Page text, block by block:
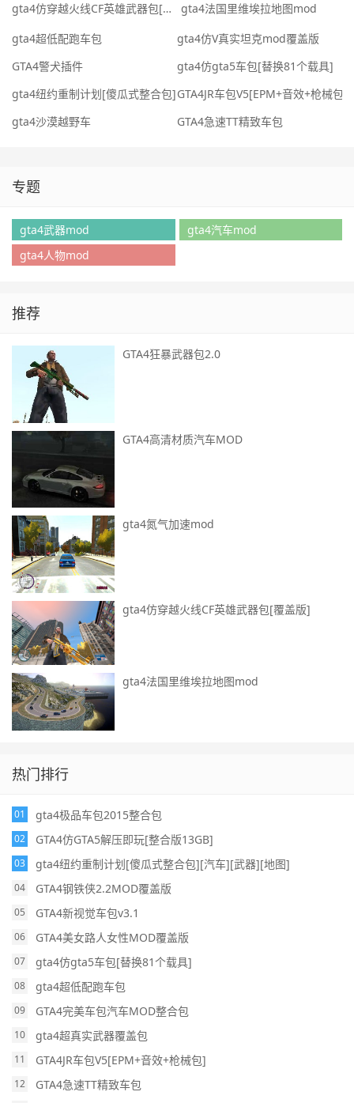
gta4仿穿越火线CF英雄武器包[覆盖版]
gta4法国里维埃拉地图mod
gta4超低配跑车包
gta4仿V真实坦克mod覆盖版
GTA4警犬插件
gta4仿gta5车包[替换81个载具]
gta4纽约重制计划[傻瓜式整合包][汽车][武器][地图]
GTA4JR车包V5[EPM+音效+枪械包]
gta4沙漠越野车
GTA4急速TT精致车包
专题
gta4武器mod
gta4汽车mod
gta4人物mod
推荐
GTA4狂暴武器包2.0
GTA4高清材质汽车MOD
gta4氮气加速mod
gta4仿穿越火线CF英雄武器包[覆盖版]
gta4法国里维埃拉地图mod
热门排行
01 gta4极品车包2015整合包
02 GTA4仿GTA5解压即玩[整合版13GB]
03 gta4纽约重制计划[傻瓜式整合包][汽车][武器][地图]
04 GTA4钢铁侠2.2MOD覆盖版
05 GTA4新视觉车包v3.1
06 GTA4美女路人女性MOD覆盖版
07 gta4仿gta5车包[替换81个载具]
08 gta4超低配跑车包
09 GTA4完美车包汽车MOD整合包
10 gta4超真实武器覆盖包
11 GTA4JR车包V5[EPM+音效+枪械包]
12 GTA4急速TT精致车包